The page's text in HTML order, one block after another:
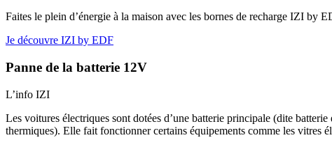
Faites le plein d’énergie à la maison avec les bornes de recharge IZI by
Je découvre IZI by EDF
Panne de la batterie 12V
L’info IZI
Les voitures électriques sont dotées d’une batterie principale (dite
thermiques). Elle fait fonctionner certains équipements comme les vitres